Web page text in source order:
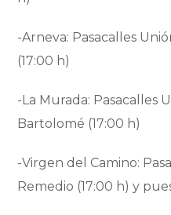
-Arneva: Pasacalles
(17:00 h)
-La Murada: Pasacalles
Bartolomé (17:00 h)
-Virgen del Camino:
Remedio (17:00 h) y